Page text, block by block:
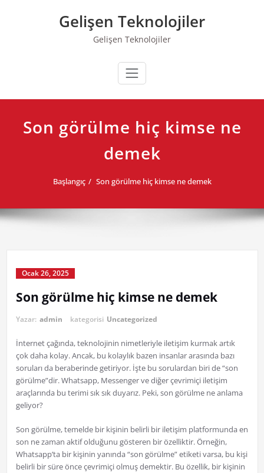
Gelişen Teknolojiler
Gelişen Teknolojiler
Son görülme hiç kimse ne
demek
Başlangıç Son görülme hiç kimse ne demek
Ocak 26, 2025
Son görülme hiç kimse ne demek
Yazar: admin kategorisi Uncategorized
İnternet çağında, teknolojinin nimetleriyle iletişim kurmak artık
çok daha kolay. Ancak, bu kolaylık bazen insanlar arasında bazı
soruları da beraberinde getiriyor. İşte bu sorulardan biri de “son
görülme”dir. Whatsapp, Messenger ve diğer çevrimiçi iletişim
araçlarında bu terimi sık sık duyarız. Peki, son görülme ne anlama
geliyor?
Son görülme, temelde bir kişinin belirli bir iletişim platformunda en
son ne zaman aktif olduğunu gösteren bir özelliktir. Örneğin,
Whatsapp’ta bir kişinin yanında “son görülme” etiketi varsa, bu kişi
belirli bir süre önce çevrimiçi olmuş demektir. Bu özellik, bir kişinin